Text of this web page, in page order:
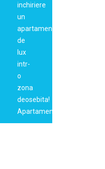
inchiriere
un
apartament
de
lux
intr-
o
zona
deosebita!
Apartamentul…